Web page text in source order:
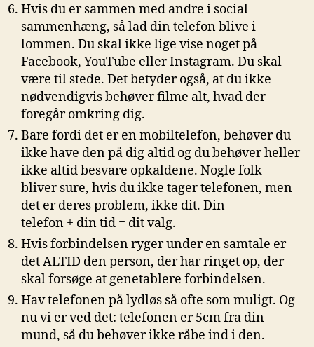
Hvis du er sammen med andre i social
sammenhæng, så lad din telefon blive i
lommen. Du skal ikke lige vise noget på
Facebook, YouTube eller Instagram. Du skal
være til stede. Det betyder også, at du ikke
nødvendigvis behøver filme alt, hvad der
foregår omkring dig.
Bare fordi det er en mobiltelefon, behøver du
ikke have den på dig altid og du behøver heller
ikke altid besvare opkaldene. Nogle folk
bliver sure, hvis du ikke tager telefonen, men
det er deres problem, ikke dit. Din
telefon + din tid = dit valg.
Hvis forbindelsen ryger under en samtale er
det ALTID den person, der har ringet op, der
skal forsøge at genetablere forbindelsen.
Hav telefonen på lydløs så ofte som muligt. Og
nu vi er ved det: telefonen er 5cm fra din
mund, så du behøver ikke råbe ind i den.